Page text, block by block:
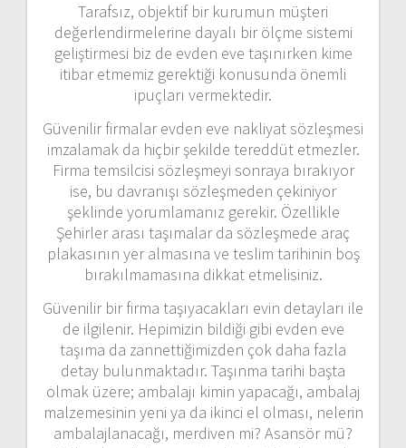
Tarafsız, objektif bir kurumun müşteri
değerlendirmelerine dayalı bir ölçme sistemi
geliştirmesi biz de evden eve taşınırken kime
itibar etmemiz gerektiği konusunda önemli
ipuçları vermektedir.
Güvenilir firmalar evden eve nakliyat sözleşmesi
imzalamak da hiçbir şekilde tereddüt etmezler.
Firma temsilcisi sözleşmeyi sonraya bırakıyor
ise, bu davranışı sözleşmeden çekiniyor
şeklinde yorumlamanız gerekir. Özellikle
Şehirler arası taşımalar da sözleşmede araç
plakasının yer almasına ve teslim tarihinin boş
bırakılmamasına dikkat etmelisiniz.
Güvenilir bir firma taşıyacakları evin detayları ile
de ilgilenir. Hepimizin bildiği gibi evden eve
taşıma da zannettiğimizden çok daha fazla
detay bulunmaktadır. Taşınma tarihi başta
olmak üzere; ambalajı kimin yapacağı, ambalaj
malzemesinin yeni ya da ikinci el olması, nelerin
ambalajlanacağı, merdiven mi? Asansör mü?